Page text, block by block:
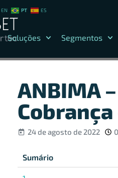
EN PT ES
Soluções Segmentos
ANBIMA
24 de agosto de 2022
Sumário